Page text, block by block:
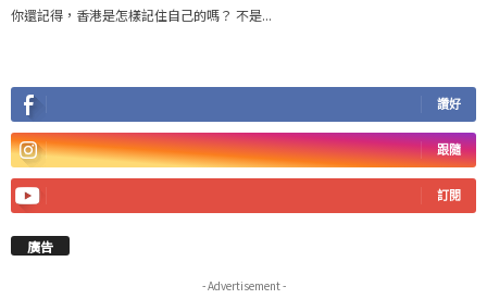
你還記得，香港是怎樣記住自己的嗎？ 不是...
讚好
跟隨
訂閱
廣告
- Advertisement -